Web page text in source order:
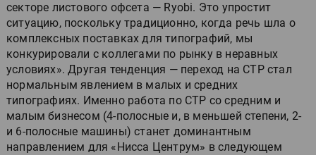
секторе листового офсета — Ryobi. Это упростит
ситуацию, поскольку традиционно, когда речь шла о
комплексных поставках для типографий, мы
конкурировали с коллегами по рынку в неравных
условиях». Другая тенденция — переход на CTP стал
нормальным явлением в малых и средних
типографиях. Именно работа по CTP со средним и
малым бизнесом (4-полосные и, в меньшей степени, 2-
и 6-полосные машины) станет доминантным
направлением для «Нисса Центрум» в следующем